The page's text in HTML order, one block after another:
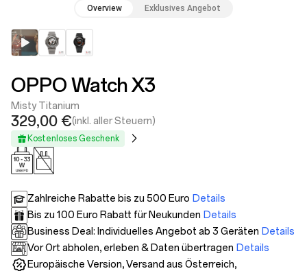
Overview Exklusives Angebot
OPPO Watch X3
Misty Titanium
329,00 €(inkl. aller Steuern)
Kostenloses Geschenk
Zahlreiche Rabatte bis zu 500 Euro Details
Bis zu 100 Euro Rabatt für Neukunden Details
Business Deal: Individuelles Angebot ab 3 Geräten Details
Vor Ort abholen, erleben & Daten übertragen Details
Europäische Version, Versand aus Österreich,